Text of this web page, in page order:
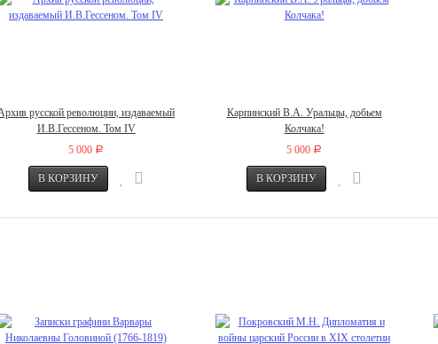
русской революции, издаваемый
И.В.Гессеном. Том IV
5 000 Р
Карпинский В.А. Уральцы, добьем
Колчака!
5 000 Р